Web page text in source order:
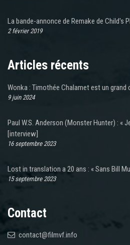
La bande-annonce de Remake de Child's
2 février 2019
Articles récents
Wonka : Timothée Chalamet est un grand
9 juin 2024
Paul W.S. Anderson (Monster Hunter) : «
[interview]
16 septembre 2023
Lost in translation a 20 ans : « Sans Bill
15 septembre 2023
Contact
contact@filmvf.info